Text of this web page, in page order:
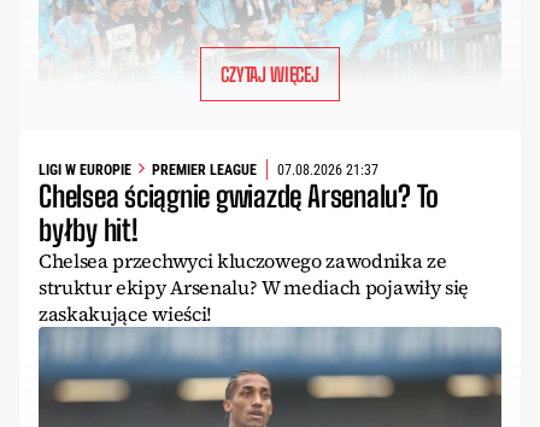
CZYTAJ WIĘCEJ
LIGI W EUROPIE PREMIER LEAGUE 07.08.2026 21:37
Chelsea ściągnie gwiazdę Arsenalu? To
byłby hit!
Chelsea przechwyci kluczowego zawodnika ze
struktur ekipy Arsenalu? W mediach pojawiły się
zaskakujące wieści!